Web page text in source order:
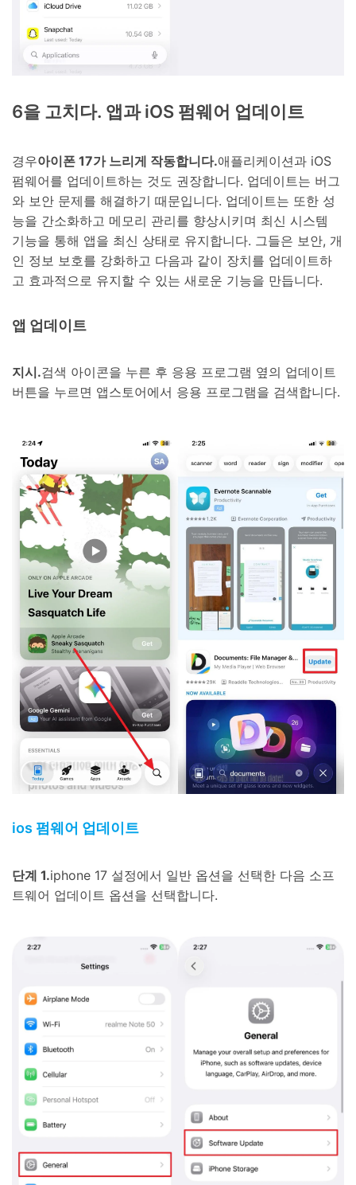
6을 고치다. 앱과 iOS 펌웨어 업데이트
경우아이폰 17가 느리게 작동합니다.애플리케이션과 iOS
펌웨어를 업데이트하는 것도 권장합니다. 업데이트는 버그
와 보안 문제를 해결하기 때문입니다. 업데이트는 또한 성
능을 간소화하고 메모리 관리를 향상시키며 최신 시스템
기능을 통해 앱을 최신 상태로 유지합니다. 그들은 보안, 개
인 정보 보호를 강화하고 다음과 같이 장치를 업데이트하
고 효과적으로 유지할 수 있는 새로운 기능을 만듭니다.
앱 업데이트
지시.검색 아이콘을 누른 후 응용 프로그램 옆의 업데이트
버튼을 누르면 앱스토어에서 응용 프로그램을 검색합니다.
ios 펌웨어 업데이트
단계 1.iphone 17 설정에서 일반 옵션을 선택한 다음 소프
트웨어 업데이트 옵션을 선택합니다.